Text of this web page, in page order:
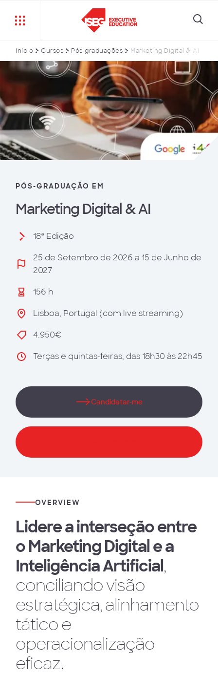
Início Cursos Pós-graduações Marketing Digital & AI
PÓS-GRADUAÇÃO EM
Marketing Digital & AI
18ª Edição
25 de Setembro de 2026 a 15 de Junho de
2027
156 h
Lisboa, Portugal (com live streaming)
4.950€
Terças e quintas-feiras, das 18h30 às 22h45
Candidatar-me
OVERVIEW
Lidere a interseção entre
o Marketing Digital e a
Inteligência Artificial,
conciliando visão
estratégica, alinhamento
tático e
operacionalização
eficaz.